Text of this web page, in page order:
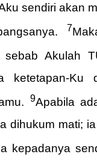
sendiri akan
7
sebab Akulah
ketetapan-
9Apabila
dihukum mati;
kepadanya